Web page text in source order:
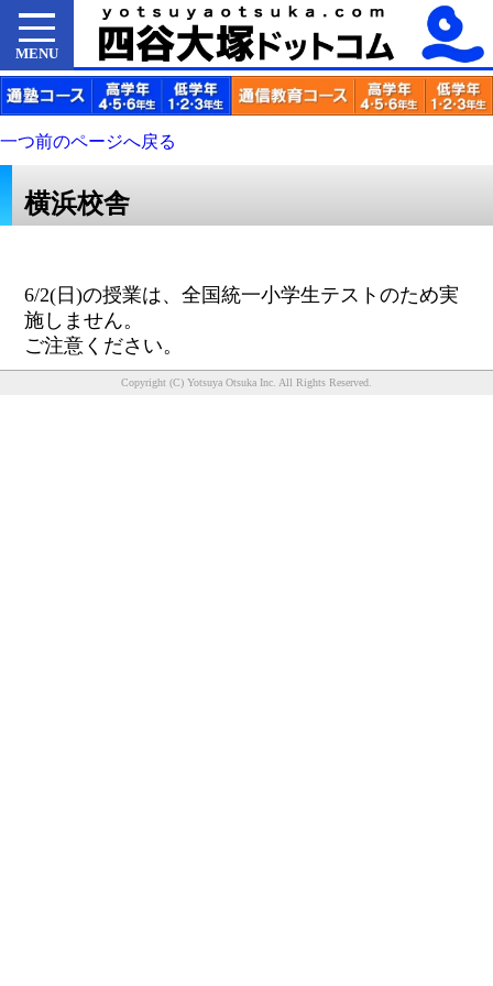
MENU
一つ前のページへ戻る
横浜校舎
6/2(日)の授業は、全国統一小学生テストのため実
施しません。
ご注意ください。
Copyright (C) Yotsuya Otsuka Inc. All Rights Reserved.